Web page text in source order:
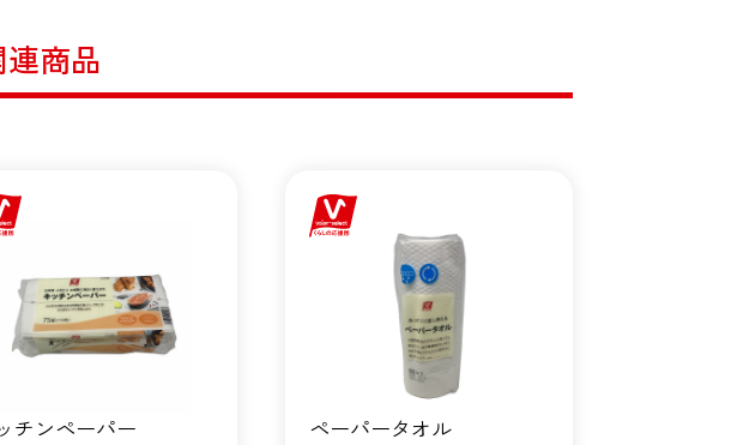
商品
チンペーパー ペーパータオル